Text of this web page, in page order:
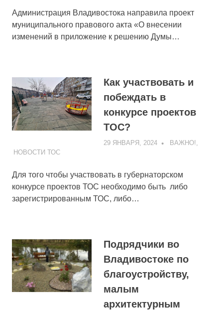
Администрация Владивостока направила проект
муниципального правового акта «О внесении
изменений в приложение к решению Думы…
Как участвовать и
побеждать в
конкурсе проектов
ТОС?
29 ЯНВАРЯ, 2024 ADMIN
ВАЖНО!
НОВОСТИ ТОС
Для того чтобы участвовать в губернаторском
конкурсе проектов ТОС необходимо быть либо
зарегистрированным ТОС, либо…
Подрядчики во
Владивостоке по
благоустройству,
малым
архитектурным